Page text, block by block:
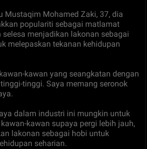
Mustaqim Mohamed Zaki, 37, dia
populariti sebagai matlamat
menjadikan lakonan sebagai
melepaskan tekanan kehidupan
kawan yang seangkatan dengan
tinggi. Saya memang seronok
dalam industri ini mungkin untuk
kawan supaya pergi lebih jauh,
lakonan sebagai hobi untuk
seharian.